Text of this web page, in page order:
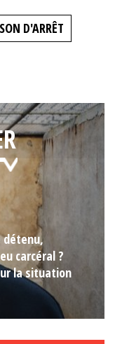
D'ARRÊT
détenu,
carcéral ?
la situation